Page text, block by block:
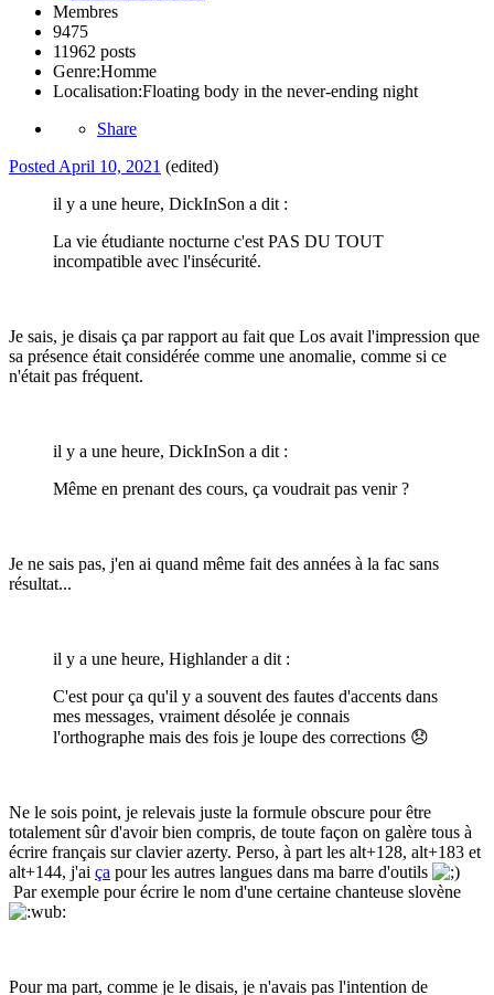
Membres
9475
11962 posts
Genre:Homme
Localisation:Floating body in the never-ending night
Share
Posted April 10, 2021 (edited)
il y a une heure, DickInSon a dit :
La vie étudiante nocturne c'est PAS DU TOUT
incompatible avec l'insécurité.
Je sais, je disais ça par rapport au fait que Los avait l'impression que
sa présence était considérée comme une anomalie, comme si ce
n'était pas fréquent.
il y a une heure, DickInSon a dit :
Même en prenant des cours, ça voudrait pas venir ?
Je ne sais pas, j'en ai quand même fait des années à la fac sans
résultat...
il y a une heure, Highlander a dit :
C'est pour ça qu'il y a souvent des fautes d'accents dans
mes messages, vraiment désolée je connais
l'orthographe mais des fois je loupe des corrections 😞
Ne le sois point, je relevais juste la formule obscure pour être
totalement sûr d'avoir bien compris, de toute façon on galère tous à
écrire français sur clavier azerty. Perso, à part les alt+128, alt+183 et
alt+144, j'ai ça pour les autres langues dans ma barre d'outils
Par exemple pour écrire le nom d'une certaine chanteuse slovène
Pour ma part, comme je le disais, je n'avais pas l'intention de